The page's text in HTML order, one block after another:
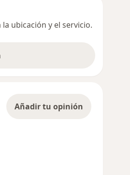
ubicación y el servicio.
Añadir tu opinión